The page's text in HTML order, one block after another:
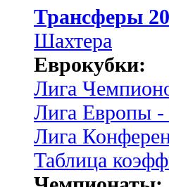
Трансферы
Шахтера
Еврокубки:
Лига
Лига Европы -
Лига
Таблица